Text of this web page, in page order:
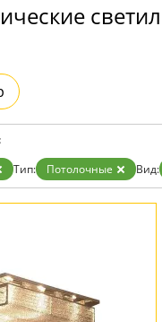
Черные
Тип: Потолочные Вид: